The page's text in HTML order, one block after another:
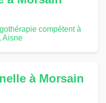
compétent à
Aisne
à Morsain